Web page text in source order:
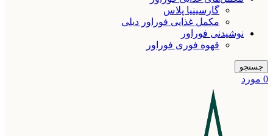
گارسینیا پلاس
مکمل غذایی فوراور دیلی
نوشیدنی فوراور
قهوه فوری فوراور
جستجو
0 مورد